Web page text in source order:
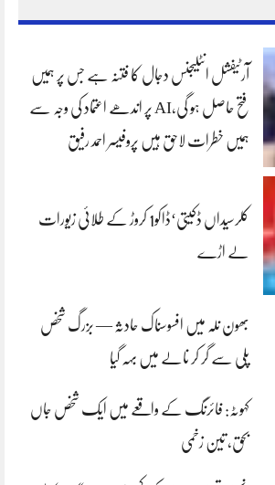
آرٹیفشل انٹلیجنس دجال کا فتنہ ہے جس پر ہمیں
فتح حاصل ہو گی،AI پر اندھے اعتماد کی وجہ سے
ہمیں خطرات لاحق ہیں پروفیسر احمد رفیق
کلرسیداں ڈکیتی‘ڈاکو1 کروڑ کے طلائی زیورات
لے اڑے
بھون نلہ میں افسوسناک حادثہ — بزرگ شخص
پلی سے گر کر نالے میں بہہ گیا
کہوٹہ: فائرنگ کے واقعے میں ایک شخص جاں
بحق، تین زخمی